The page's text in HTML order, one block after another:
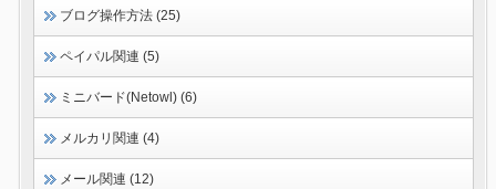
ブログ操作方法 (25)
ペイパル関連 (5)
ミニバード(Netowl) (6)
メルカリ関連 (4)
メール関連 (12)